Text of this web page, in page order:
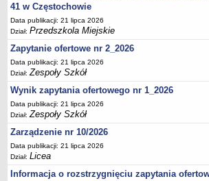
41 w Częstochowie
Data publikacji: 21 lipca 2026
Dział:Przedszkola Miejskie
Zapytanie ofertowe nr 2_2026
Data publikacji: 21 lipca 2026
Dział:Zespoły Szkół
Wynik zapytania ofertowego nr 1_2026
Data publikacji: 21 lipca 2026
Dział:Zespoły Szkół
Zarządzenie nr 10/2026
Data publikacji: 21 lipca 2026
Dział:Licea
Informacja o rozstrzygnięciu zapytania